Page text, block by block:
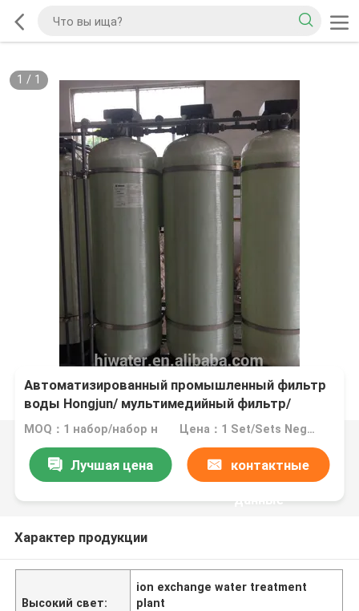
1 / 1
Автоматизированный промышленный фильтр
воды Hongjun/ мультимедийный фильтр/
фильтр активированного углерода/
смягчитель HJ-P45
MOQ：1 набор/набор н Цена：1 Set/Sets NegotiableTrial Order (Min. Order)
Лучшая цена контактные
данные
Характер продукции
Высокий свет:
ion exchange water treatment
plant